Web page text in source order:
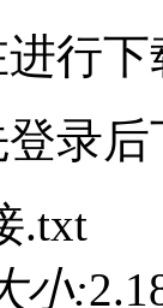
行下
录后
.txt
小: